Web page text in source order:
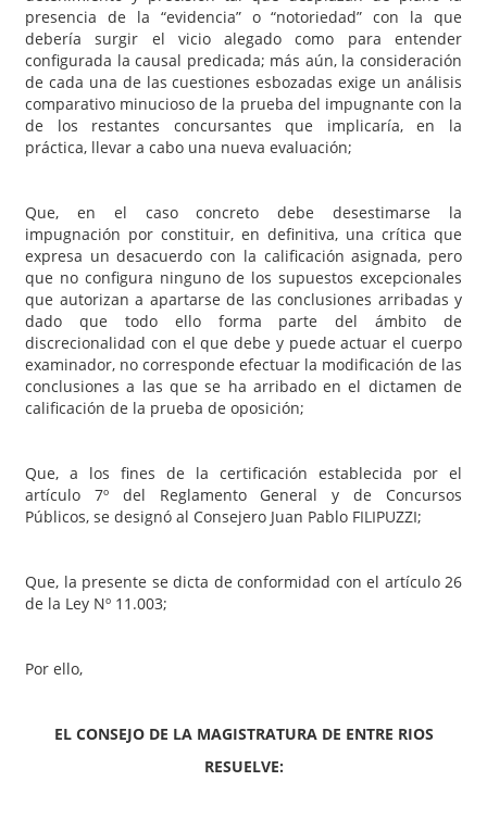
presencia de la “evidencia” o “notoriedad” con la que
debería surgir el vicio alegado como para entender
configurada la causal predicada; más aún, la consideración
de cada una de las cuestiones esbozadas exige un análisis
comparativo minucioso de la prueba del impugnante con la
de los restantes concursantes que implicaría, en la
práctica, llevar a cabo una nueva evaluación;
Que, en el caso concreto debe desestimarse la
impugnación por constituir, en definitiva, una crítica que
expresa un desacuerdo con la calificación asignada, pero
que no configura ninguno de los supuestos excepcionales
que autorizan a apartarse de las conclusiones arribadas y
dado que todo ello forma parte del ámbito de
discrecionalidad con el que debe y puede actuar el cuerpo
examinador, no corresponde efectuar la modificación de las
conclusiones a las que se ha arribado en el dictamen de
calificación de la prueba de oposición;
Que, a los fines de la certificación establecida por el
artículo 7º del Reglamento General y de Concursos
Públicos, se designó al Consejero Juan Pablo FILIPUZZI;
Que, la presente se dicta de conformidad con el artículo 26
de la Ley Nº 11.003;
Por ello,
EL CONSEJO DE LA MAGISTRATURA DE ENTRE RIOS
RESUELVE: